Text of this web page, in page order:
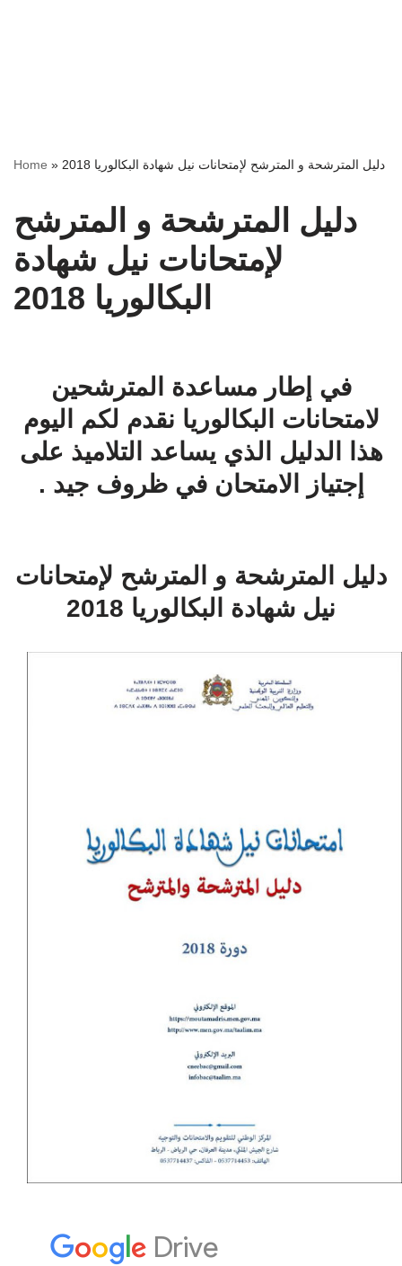
Home » دليل المترشحة و المترشح لإمتحانات نيل شهادة البكالوريا 2018
دليل المترشحة و المترشح
لإمتحانات نيل شهادة
البكالوريا 2018
في إطار مساعدة المترشحين
لامتحانات البكالوريا نقدم لكم اليوم
هذا الدليل الذي يساعد التلاميذ على
إجتياز الامتحان في ظروف جيد .
دليل المترشحة و المترشح لإمتحانات
نيل شهادة البكالوريا 2018